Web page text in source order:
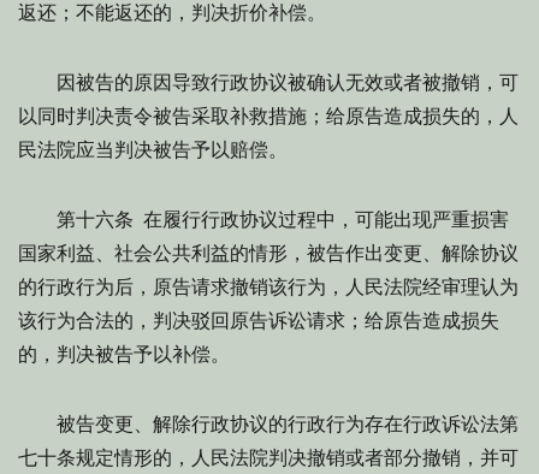
返还；不能返还的，判决折价补偿。
因被告的原因导致行政协议被确认无效或者被撤销，可
以同时判决责令被告采取补救措施；给原告造成损失的，人
民法院应当判决被告予以赔偿。
第十六条 在履行行政协议过程中，可能出现严重损害
国家利益、社会公共利益的情形，被告作出变更、解除协议
的行政行为后，原告请求撤销该行为，人民法院经审理认为
该行为合法的，判决驳回原告诉讼请求；给原告造成损失
的，判决被告予以补偿。
被告变更、解除行政协议的行政行为存在行政诉讼法第
七十条规定情形的，人民法院判决撤销或者部分撤销，并可